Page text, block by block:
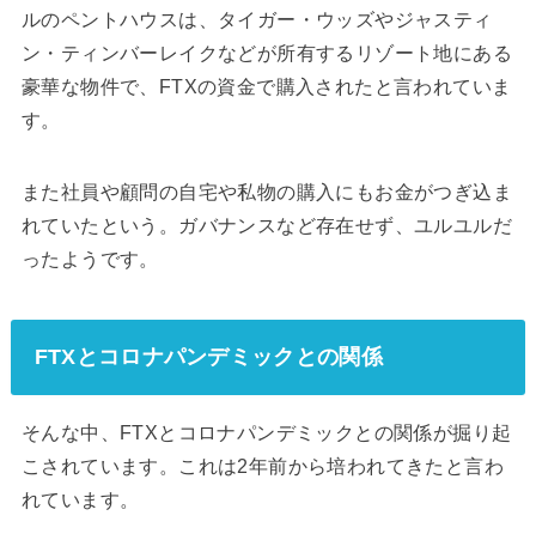
ルのペントハウスは、タイガー・ウッズやジャスティ
ン・ティンバーレイクなどが所有するリゾート地にある
豪華な物件で、FTXの資金で購入されたと言われていま
す。
また社員や顧問の自宅や私物の購入にもお金がつぎ込ま
れていたという。ガバナンスなど存在せず、ユルユルだ
ったようです。
FTXとコロナパンデミックとの関係
そんな中、FTXとコロナパンデミックとの関係が掘り起
こされています。これは2年前から培われてきたと言わ
れています。